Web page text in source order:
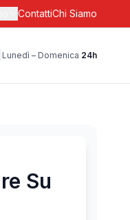
ContattiChi Siamo
Lunedì – Domenica 24h
Su